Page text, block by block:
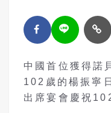
中國首位獲得諾
102歲的楊振寧
出席宴會慶祝